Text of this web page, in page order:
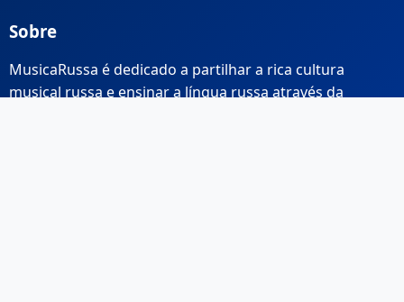
Sobre
MusicaRussa é dedicado a partilhar a rica cultura
musical russa e ensinar a língua russa através da